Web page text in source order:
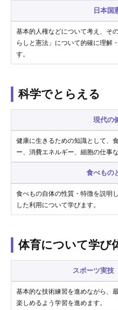
日本国
基本的人権などについて考え、そ
らしと憲法」について的確に理解
す。
科学でとらえる
現代の
健康に生きるための知識として、
ー、消費エネルギー、細胞の仕事
食べもの
食べもの自体の性質・特徴を説明
した利用について学びます。
体育について学び
スポーツ実技
基本的な技術練習を進めながら、
楽しめるよう学習を進めます。